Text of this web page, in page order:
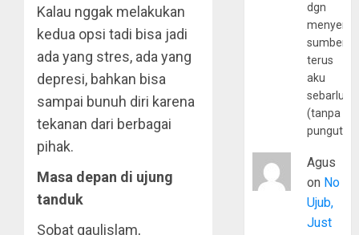
Kalau nggak melakukan
kedua opsi tadi bisa jadi
ada yang stres, ada yang
depresi, bahkan bisa
sampai bunuh diri karena
tekanan dari berbagai
pihak.
Masa depan di ujung
tanduk
Sobat gaulislam,
dgn
sumber
terus
aku
(tanpa
Agus
on No
Ujub,
Just